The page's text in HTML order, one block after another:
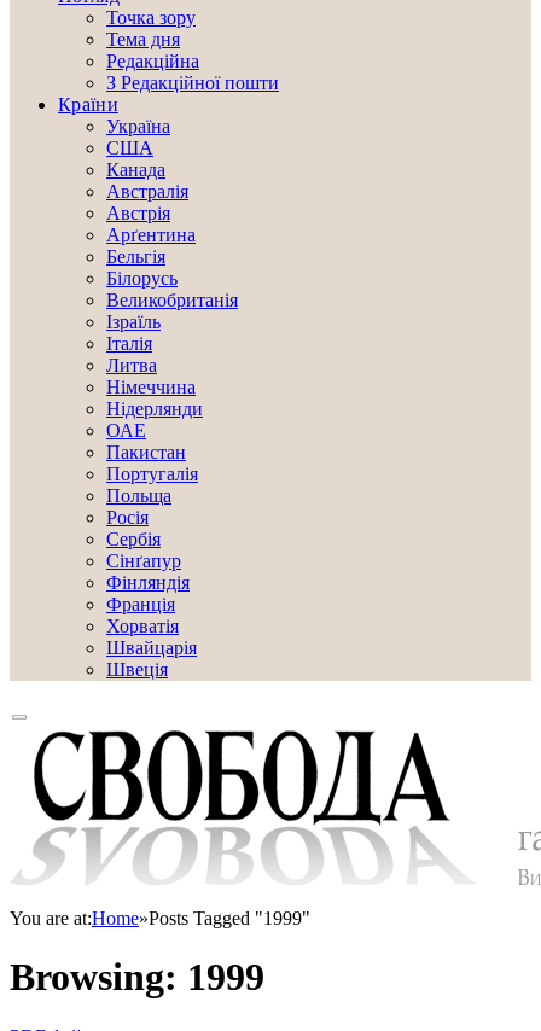
Точка зору
Тема дня
Редакційна
З Редакційної пошти
Країни
Україна
США
Канада
Австралія
Австрія
Арґентина
Бельгія
Білорусь
Великобританія
Ізраїль
Італія
Литва
Німеччина
Нідерлянди
ОАЕ
Пакистан
Португалія
Польща
Росія
Сербія
Сінґапур
Фінляндія
Франція
Хорватія
Швайцарія
Швеція
You are at:Home»Posts Tagged "1999"
Browsing: 1999